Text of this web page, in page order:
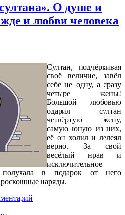
О душе и
и любви человека
Султан, подчёркивая
своё величие, завёл
себе не одну, а сразу
четыре жены!
Большой любовью
одарил султан
четвёртую жену,
самую юную из них,
её он холил и лелеял
верно. За свой
весёлый нрав и
исключительное
в подарок от него
наряды.